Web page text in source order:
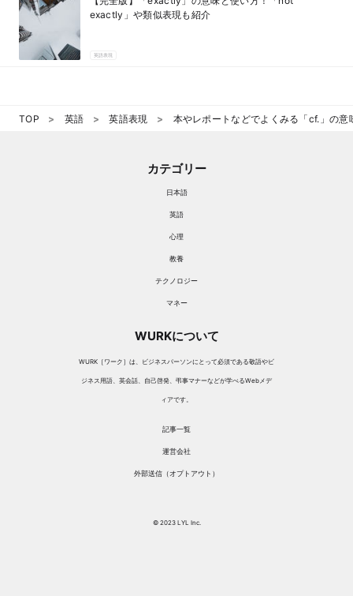
exactly」や類似表現も紹介
英語表現
TOP 英語 英語表現 本やレポートなどでよくみる「cf.」の
カテゴリー
日本語
英語
心理
教養
テクノロジー
マネー
WURKについて
WURK［ワーク］は、ビジネスパーソンにとって必須である敬語やビ
ジネス用語、英会話、自己啓発、弔事マナーなどが学べるWebメデ
ィアです。
記事一覧
運営会社
外部送信（オプトアウト）
© 2023 LYL Inc.